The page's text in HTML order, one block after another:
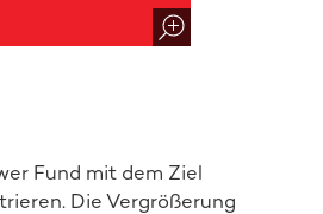
Fund mit dem Ziel
Die Vergrößerung